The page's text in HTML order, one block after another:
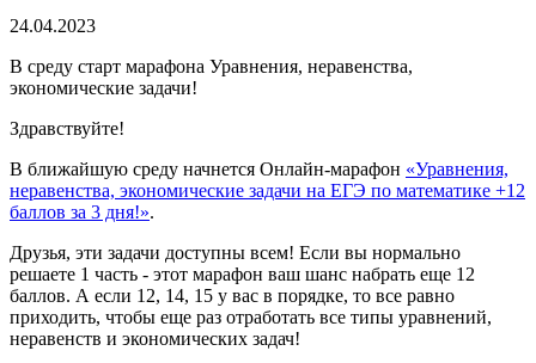
24.04.2023
В среду старт марафона Уравнения, неравенства,
экономические задачи!
Здравствуйте!
В ближайшую среду начнется Онлайн-марафон «Уравнения,
неравенства, экономические задачи на ЕГЭ по математике +12
баллов за 3 дня!».
Друзья, эти задачи доступны всем! Если вы нормально
решаете 1 часть - этот марафон ваш шанс набрать еще 12
баллов. А если 12, 14, 15 у вас в порядке, то все равно
приходить, чтобы еще раз отработать все типы уравнений,
неравенств и экономических задач!